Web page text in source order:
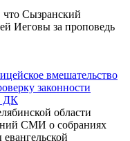
что Сызранский
Иеговы за проповедь
вмешательство
законности
ДК
области
СМИ о собраниях